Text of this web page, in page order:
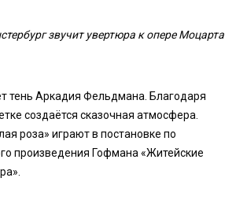
звучит увертюра к опере Моцарта
тень Аркадия Фельдмана. Благодаря
создаётся сказочная атмосфера.
роза» играют в постановке по
произведения Гофмана «Житейские